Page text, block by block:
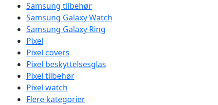
Samsung tilbehør
Samsung Galaxy Watch
Samsung Galaxy Ring
Pixel
Pixel covers
Pixel beskyttelsesglas
Pixel tilbehør
Pixel watch
Flere kategorier